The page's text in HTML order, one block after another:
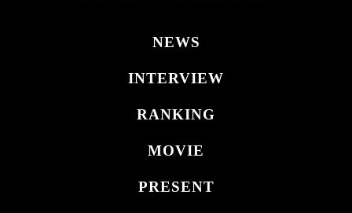
NEWS
INTERVIEW
RANKING
MOVIE
PRESENT